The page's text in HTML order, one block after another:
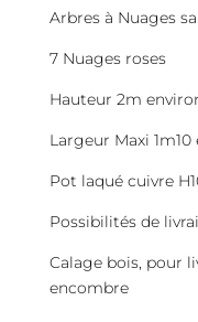
Arbres à Nuages
7 Nuages roses
Hauteur 2m
Largeur Maxi 1m10
Pot laqué cuivre
Possibilités de
Calage bois, pour
encombre